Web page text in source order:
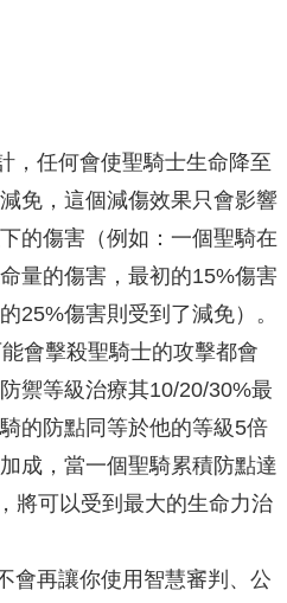
任何會使聖騎士生命降至
免，這個減傷效果只會影響
的傷害（例如：一個聖騎在
量的傷害，最初的15%傷害
25%傷害則受到了減免）。
會擊殺聖騎士的攻擊都會
禦等級治療其10/20/30%最
的防點同等於他的等級5倍
成，當一個聖騎累積防點達
將可以受到最大的生命力治
再讓你使用智慧審判、公